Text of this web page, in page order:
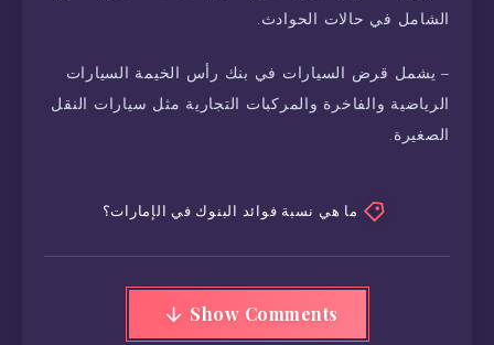
الشامل في حالات الحوادث.
– يشمل قرض السيارات في بنك رأس الخيمة السيارات
الرياضية والفاخرة والمركبات التجارية مثل سيارات النقل
الصغيرة.
ما هي نسبة فوائد البنوك في الإمارات؟
Show Comments